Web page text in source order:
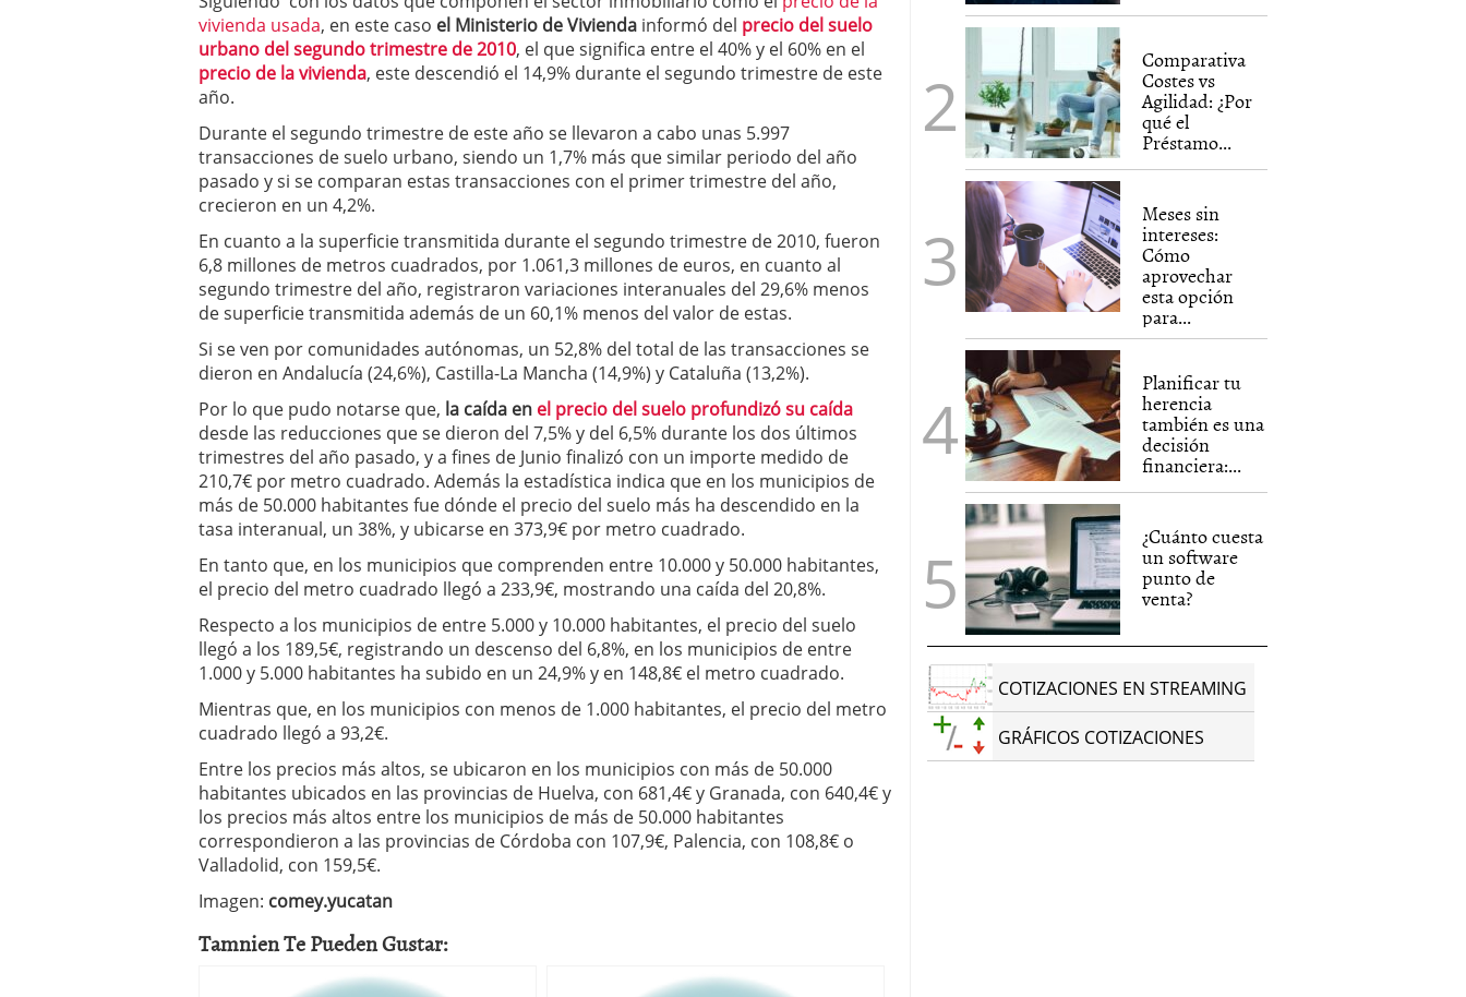
a los costes 21 de noviembre de 2025
¿Cuánto cuesta un software punto de venta? 3 de octubre de 2025
vivienda usada, en este caso el Ministerio de Vivienda informó del precio del suelo
urbano del segundo trimestre de 2010, el que significa entre el 40% y el 60% en el
precio de la vivienda, este descendió el 14,9% durante el segundo trimestre de este
año.
Durante el segundo trimestre de este año se llevaron a cabo unas 5.997
transacciones de suelo urbano, siendo un 1,7% más que similar periodo del año
pasado y si se comparan estas transacciones con el primer trimestre del año,
crecieron en un 4,2%.
En cuanto a la superficie transmitida durante el segundo trimestre de 2010, fueron
6,8 millones de metros cuadrados, por 1.061,3 millones de euros, en cuanto al
segundo trimestre del año, registraron variaciones interanuales del 29,6% menos
de superficie transmitida además de un 60,1% menos del valor de estas.
Si se ven por comunidades autónomas, un 52,8% del total de las transacciones se
dieron en Andalucía (24,6%), Castilla-La Mancha (14,9%) y Cataluña (13,2%).
Por lo que pudo notarse que, la caída en el precio del suelo profundizó su caída
desde las reducciones que se dieron del 7,5% y del 6,5% durante los dos últimos
trimestres del año pasado, y a fines de Junio finalizó con un importe medido de
210,7€ por metro cuadrado. Además la estadística indica que en los municipios de
más de 50.000 habitantes fue dónde el precio del suelo más ha descendido en la
tasa interanual, un 38%, y ubicarse en 373,9€ por metro cuadrado.
En tanto que, en los municipios que comprenden entre 10.000 y 50.000 habitantes,
el precio del metro cuadrado llegó a 233,9€, mostrando una caída del 20,8%.
Respecto a los municipios de entre 5.000 y 10.000 habitantes, el precio del suelo
llegó a los 189,5€, registrando un descenso del 6,8%, en los municipios de entre
1.000 y 5.000 habitantes ha subido en un 24,9% y en 148,8€ el metro cuadrado.
Mientras que, en los municipios con menos de 1.000 habitantes, el precio del metro
cuadrado llegó a 93,2€.
Entre los precios más altos, se ubicaron en los municipios con más de 50.000
habitantes ubicados en las provincias de Huelva, con 681,4€ y Granada, con 640,4€ y
los precios más altos entre los municipios de más de 50.000 habitantes
correspondieron a las provincias de Córdoba con 107,9€, Palencia, con 108,8€ o
Valladolid, con 159,5€.
Imagen: comey.yucatan
Tamnien Te Pueden Gustar:
Comparativa
Costes vs
Agilidad: ¿Por
qué el
Préstamo...
Meses sin
intereses:
Cómo
aprovechar
esta opción
para...
Planificar tu
herencia
también es una
decisión
financiera:...
¿Cuánto cuesta
un software
punto de
venta?
COTIZACIONES EN STREAMING
GRÁFICOS COTIZACIONES